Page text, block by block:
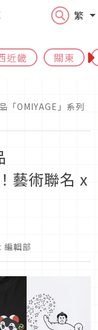
繁
近畿 關東
「OMIYAGE」系列
藝術聯名 x
輯部